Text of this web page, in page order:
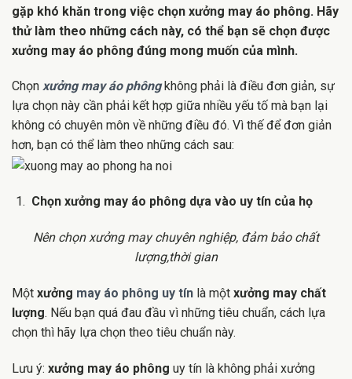
gặp khó khăn trong việc chọn xưởng may áo phông. Hãy
thử làm theo những cách này, có thể bạn sẽ chọn được
xưởng may áo phông đúng mong muốn của mình.
Chọn xưởng may áo phôngkhông phải là điều đơn giản, sự
lựa chọn này cần phải kết hợp giữa nhiều yếu tố mà bạn lại
không có chuyên môn về những điều đó. Vì thế để đơn giản
hơn, bạn có thể làm theo những cách sau:
Chọn xưởng may áo phông dựa vào uy tín của họ
Nên chọn xưởng may chuyên nghiệp, đảm bảo chất
lượng,thời gian
Một xưởng may áo phông uy tín là một xưởng may chất
lượng. Nếu bạn quá đau đầu vì những tiêu chuẩn, cách lựa
chọn thì hãy lựa chọn theo tiêu chuẩn này.
Lưu ý: xưởng may áo phông uy tín là không phải xưởng